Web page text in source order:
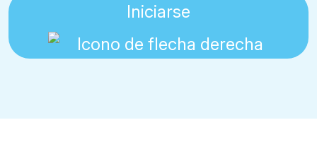
Iniciarse